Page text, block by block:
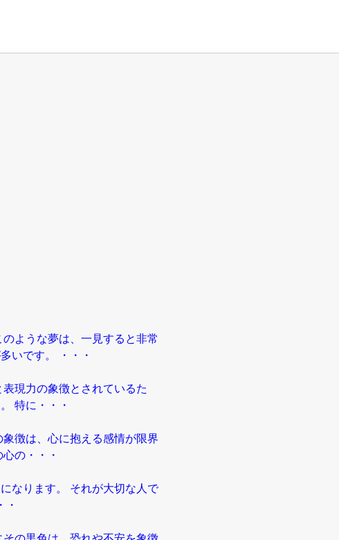
ような夢は、一見すると非常
いです。 ・・・
現力の象徴とされているた
特に・・・
徴は、心に抱える感情が限界
の・・・
なります。 それが大切な人で
・